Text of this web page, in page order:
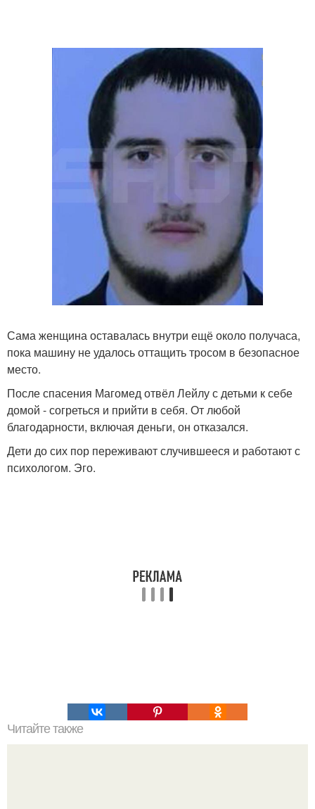
Сама женщина оставалась внутри ещё около получаса,
пока машину не удалось оттащить тросом в безопасное
место.
После спасения Магомед отвёл Лейлу с детьми к себе
домой - согреться и прийти в себя. От любой
благодарности, включая деньги, он отказался.
Дети до сих пор переживают случившееся и работают с
психологом. Эго.
Читайте также